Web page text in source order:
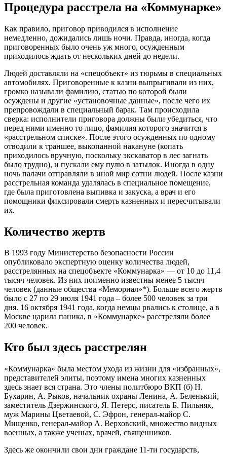
Процедура расстрела на «Коммунарке»
Как правило, приговор приводился в исполнение
немедленно, дожидались лишь ночи. Правда, иногда, когда
приговоренных было очень уж много, осужденным
приходилось ждать от нескольких дней до недели.
Людей доставляли на «спецобъект» из тюрьмы в специальных
автомобилях. Приговоренные к казни выпрыгивали из них,
громко называли фамилию, статью по которой были
осуждены и другие «установочные данные», после чего их
препровождали в специальный барак. Там происходила
сверка: исполнители приговора должны были убедиться, что
перед ними именно то лицо, фамилия которого значится в
«расстрельном списке». После этого осужденных по одному
отводили к траншее, выкопанной накануне (копать
приходилось вручную, поскольку экскаватор в лес загнать
было трудно), и пускали ему пулю в затылок. Иногда в одну
ночь палачи отправляли в иной мир сотни людей. После казни
расстрельная команда удалялась в специальное помещение,
где была приготовлена выпивка и закуска, а врач и его
помощники фиксировали смерть казненных и пересчитывали
их.
Количество жертв
В 1993 году Министерство безопасности России
опубликовало экспертную оценку количества людей,
расстрелянных на спецобъекте «Коммунарка» — от 10 до 11,4
тысяч человек. Из них поименно известны менее 5 тысяч
человек (данные общества «Мемориал»*). Больше всего жертв
было с 27 по 29 июля 1941 года – более 500 человек за три
дня. 16 октября 1941 года, когда немцы рвались к столице, а в
Москве царила паника, в «Коммунарке» расстреляли более
200 человек.
Кто был здесь расстрелян
«Коммунарка» была местом ухода из жизни для «избранных»,
представителей элиты, поэтому имена многих казненных
здесь знает вся страна. Это члены политбюро ВКП (б) Н.
Бухарин, А. Рыков, начальник охраны Ленина, А. Беленький,
заместитель Дзержинского, Я. Петерс, писатель Б. Пильняк,
муж Марины Цветаевой, С. Эфрон, генерал-майор С.
Мищенко, генерал-майор А. Верховский, множество видных
военных, а также ученых, врачей, священников.
Здесь же окончили свои дни граждане 11-ти государств,